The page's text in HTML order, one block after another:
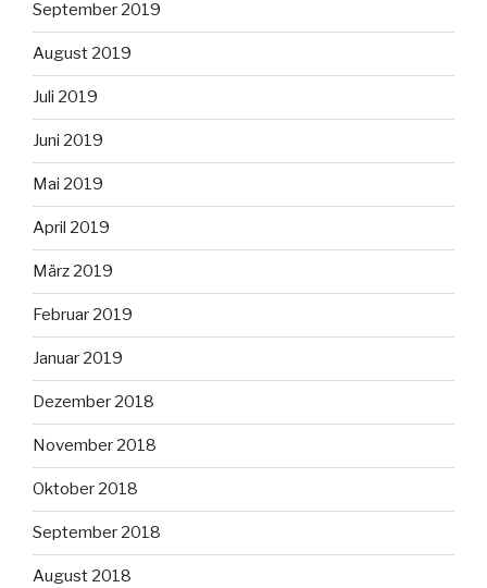
September 2019
August 2019
Juli 2019
Juni 2019
Mai 2019
April 2019
März 2019
Februar 2019
Januar 2019
Dezember 2018
November 2018
Oktober 2018
September 2018
August 2018